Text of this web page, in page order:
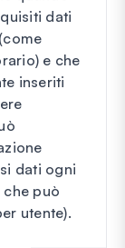
dati
e che
inseriti
dati ogni
può
utente).